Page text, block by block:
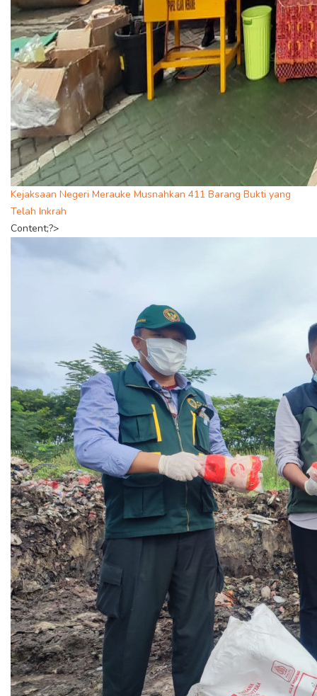
Kejaksaan Negeri Merauke Musnahkan 411 Barang Bukti yang
Telah Inkrah
Content;?>